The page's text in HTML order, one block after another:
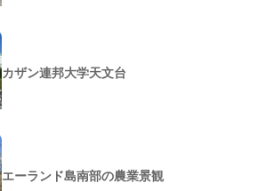
カザン連邦大学天文台
エーランド島南部の農業景観